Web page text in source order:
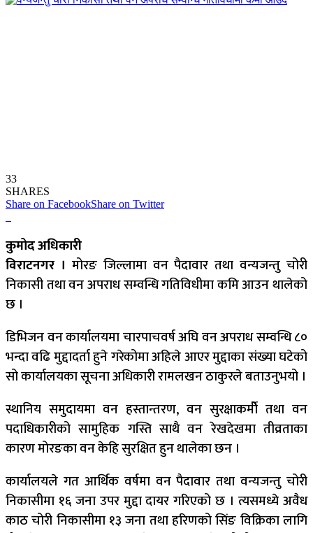
33
SHARES
Share on FacebookShare on Twitter
कुमोद अधिकारी
विराटनगर । मोरङ जिल्लामा वन पैदावार तथा वन्यजन्तु चोरी
निकासी तथा वन अपराध सम्वन्धि गतिविधीमा कमि आउन थालेको
छ ।
डिभिजन वन कार्यालयमा चारपाचवर्ष अघि वन अपराध सम्वन्धि ८०
भन्दा वढि मुद्दादर्ता हुने गरेकोमा अहिले आएर मुद्दाका संख्या घटेको
सो कार्यालयका सूचना अधिकारी रामलखन ठाकुरले बताउनुभयो ।
स्थानिय समुदायमा वन हस्तान्तरण, वन सुरक्षाकर्मीे तथा वन
पदाधिकारीको सामुहिक गस्ति साथै वन रेखदेखमा तीव्रताका
कारण मोरङका वन केहि सुरक्षित हुन थालेका छन ।
कार्यालयले गत आर्थिक वर्षमा वन पैदावार तथा वन्यजन्तु चोरी
निकासीमा १६ जना उपर मुद्दा दायर गरिएको छ । त्यसमध्ये अवैध
काठ चोरी निकासीमा १३ जना तथा हरिणको सिंङ विक्रिका लागि